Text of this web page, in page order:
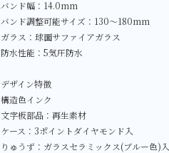
バンド幅：14.0mm
バンド調整可能サイズ：130～180mm
ガラス：球面サファイアガラス
防水性能：5気圧防水
デザイン特徴
構造色インク
文字板部品：再生素材
ケース：3ポイントダイヤモンド入
りゅうず：ガラスセラミックス(ブルー色)入